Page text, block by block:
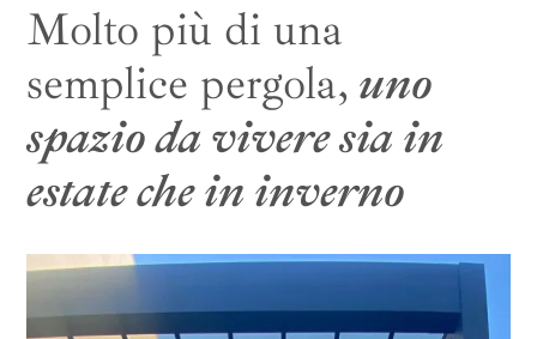
Molto più di una
semplice pergola, uno
spazio da vivere sia in
estate che in inverno